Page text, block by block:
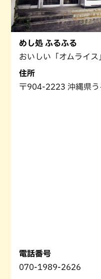
めし処 ふるふる
おいしい「オムライス
住所
〒904-2223 沖縄県
電話番号
070-1989-2626